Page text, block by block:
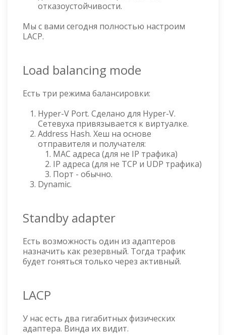
отказоустойчивости.
Мы с вами сегодня полностью настроим
LACP.
Load balancing mode
Есть три режима балансировки:
Hyper-V Port. Сделано для Hyper-V.
Сетевуха привязывается к виртуалке.
Address Hash. Хеш на основе
отправителя и получателя:
MAC адреса (для не IP трафика)
IP адреса (для не TCP и UDP трафика)
Порт - обычно.
Dynamic.
Standby adapter
Есть возможность один из адаптеров
назначить как резервный. Тогда трафик
будет гоняться только через активный.
LACP
У нас есть два гигабитных физических
адаптера. Винда их видит.